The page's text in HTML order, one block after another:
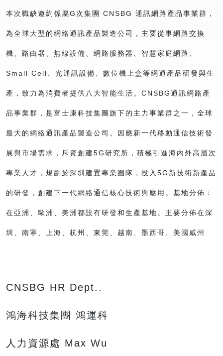
本次職缺邀約係屬G次集團 CNSBG 通訊網路產品事業群，
為全球大型的網絡通訊產品製造公司，主要從事網路交換
機、路由器、無線設備、網路服務器、智慧家庭網路、
Small Cell、光通訊設備、數位機上盒等網通產品研發與生
產，致力為消費者提供八大智能生活。CNSBG通訊網路產
品事業群，是富士康科技集團旗下的主力事業群之一，全球
最大的網絡通訊產品製造公司。因應新一代移動通信技術發
展與市場需求，斥資創建5G研究所，積極引進海內外高層次
專業人才，規劃於深圳建置專業團隊，投入5G新技術新產品
的研發，創建下一代網絡通信核心技術與應用。基地分佈：
在亞洲、歐洲、美洲都設有研發和生產基地。主要分佈在深
圳、南寧、上海、杭州、東莞、越南、墨西哥、美國威州
CNSBG HR Dept..
鴻海科技集團 鴻運科
人力資源處 Max Wu